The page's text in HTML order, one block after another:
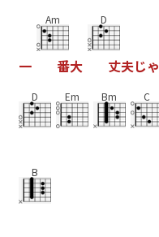
一
Am
番大
D
丈夫じゃ
D Em Bm C
B